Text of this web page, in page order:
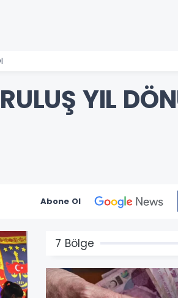
YIL
Abone Ol
7 Bölge